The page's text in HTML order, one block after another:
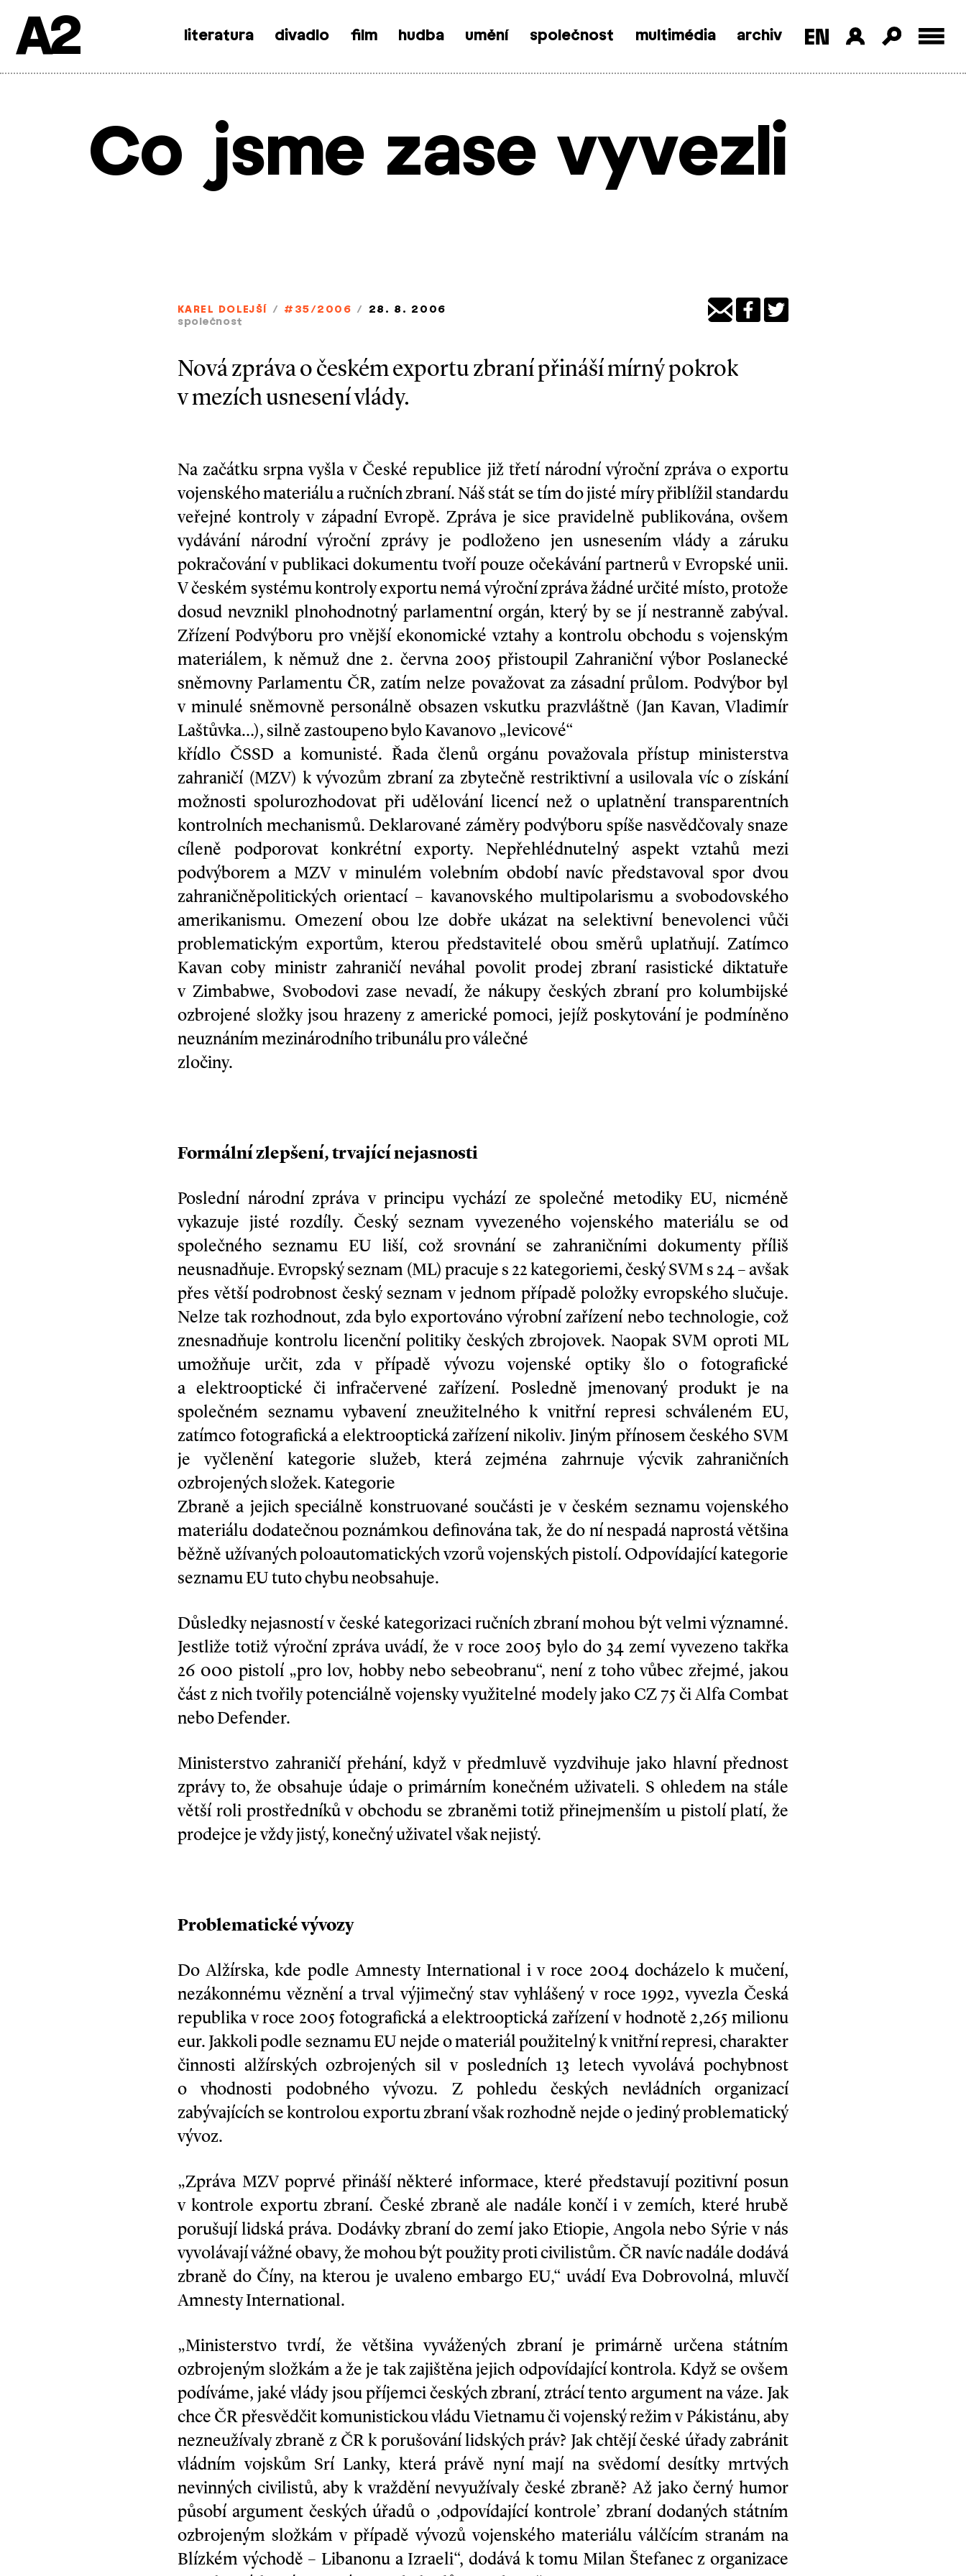
SkipA2 literatura divadlo film hudba umění společnost multimédia archiv
Co jsme zase vyvezli
KAREL DOLEJŠÍ / #35/2006 /
28. 8. 2006
společnost
Nová zpráva o českém exportu zbraní přináší mírný pokrok
v mezích usnesení vlády.
Na začátku srpna vyšla v České republice již třetí národní výroční zpráva o exportu
vojenského materiálu a ručních zbraní. Náš stát se tím do jisté míry přiblížil standardu
veřejné kontroly v západní Evropě. Zpráva je sice pravidelně publikována, ovšem
vydávání národní výroční zprávy je podloženo jen usnesením vlády a záruku
pokračování v publikaci dokumentu tvoří pouze očekávání partnerů v Evropské unii.
V českém systému kontroly exportu nemá výroční zpráva žádné určité místo, protože
dosud nevznikl plnohodnotný parlamentní orgán, který by se jí nestranně zabýval.
Zřízení Podvýboru pro vnější ekonomické vztahy a kontrolu obchodu s vojenským
materiálem, k němuž dne 2. června 2005 přistoupil Zahraniční výbor Poslanecké
sněmovny Parlamentu ČR, zatím nelze považovat za zásadní průlom. Podvýbor byl
v minulé sněmovně personálně obsazen vskutku prazvláštně (Jan Kavan, Vladimír
Laštůvka…), silně zastoupeno bylo Kavanovo „levicové“
křídlo ČSSD a komunisté. Řada členů orgánu považovala přístup ministerstva
zahraničí (MZV) k vývozům zbraní za zbytečně restriktivní a usilovala víc o získání
možnosti spolurozhodovat při udělování licencí než o uplatnění transparentních
kontrolních mechanismů. Deklarované záměry podvýboru spíše nasvědčovaly snaze
cíleně podporovat konkrétní exporty. Nepřehlédnutelný aspekt vztahů mezi
podvýborem a MZV v minulém volebním období navíc představoval spor dvou
zahraničněpolitických orientací – kavanovského multipolarismu a svobodovského
amerikanismu. Omezení obou lze dobře ukázat na selektivní benevolenci vůči
problematickým exportům, kterou představitelé obou směrů uplatňují. Zatímco
Kavan coby ministr zahraničí neváhal povolit prodej zbraní rasistické diktatuře
v Zimbabwe, Svobodovi zase nevadí, že nákupy českých zbraní pro kolumbijské
ozbrojené složky jsou hrazeny z americké pomoci, jejíž poskytování je podmíněno
neuznáním mezinárodního tribunálu pro válečné
zločiny.
Formální zlepšení, trvající nejasnosti
Poslední národní zpráva v principu vychází ze společné metodiky EU, nicméně
vykazuje jisté rozdíly. Český seznam vyvezeného vojenského materiálu se od
společného seznamu EU liší, což srovnání se zahraničními dokumenty příliš
neusnadňuje. Evropský seznam (ML) pracuje s 22 kategoriemi, český SVM s 24 – avšak
přes větší podrobnost český seznam v jednom případě položky evropského slučuje.
Nelze tak rozhodnout, zda bylo exportováno výrobní zařízení nebo technologie, což
znesnadňuje kontrolu licenční politiky českých zbrojovek. Na­opak SVM oproti ML
umožňuje určit, zda v případě vývozu vojenské optiky šlo o fotografické
a elektrooptické či infračervené zařízení. Posledně jmenovaný produkt je na
společném seznamu vybavení zneužitelného k vnitřní represi schváleném EU,
zatímco fotografická a elektrooptická zařízení nikoliv. Jiným přínosem českého SVM
je vyčlenění kategorie služeb, která zejména zahrnuje výcvik zahraničních
ozbrojených složek. Kategorie
Zbraně a jejich speciálně konstruo­vané součásti je v českém seznamu vojenského
materiálu dodatečnou poznámkou definována tak, že do ní nespadá naprostá většina
běžně užívaných poloautomatických vzorů vojenských pistolí. Odpovídající kategorie
seznamu EU tuto chybu neobsahuje.
Důsledky nejasností v české kategorizaci ručních zbraní mohou být velmi významné.
Jestliže totiž výroční zpráva uvádí, že v roce 2005 bylo do 34 zemí vyvezeno takřka
26 000 pistolí „pro lov, hobby nebo sebeobranu“, není z toho vůbec zřejmé, jakou
část z nich tvořily potenciálně vojensky využitelné modely jako CZ 75 či Alfa Combat
nebo Defender.
Ministerstvo zahraničí přehání, když v předmluvě vyzdvihuje jako hlavní přednost
zprávy to, že obsahuje údaje o primárním konečném uživateli. S ohledem na stále
větší roli prostředníků v obchodu se zbraněmi totiž přinejmenším u pistolí platí, že
prodejce je vždy jistý, konečný uživatel však nejistý.
Problematické vývozy
Do Alžírska, kde podle Amnesty International i v roce 2004 docházelo k mučení,
nezákonnému věznění a trval výjimečný stav vyhlášený v roce 1992, vyvezla Česká
republika v roce 2005 fotografická a elektrooptická zařízení v hodnotě 2,265 milionu
eur. Jakkoli podle seznamu EU nejde o materiál použitelný k vnitřní represi, charakter
činnosti alžírských ozbrojených sil v posledních 13 letech vyvolává pochybnost
o vhodnosti podobného vývozu. Z pohledu českých nevládních organizací
zabývajících se kontrolou exportu zbraní však rozhodně nejde o jediný problematický
vývoz.
„Zpráva MZV poprvé přináší některé informace, které představují pozitivní posun
v kontrole exportu zbraní. České zbraně ale nadále končí i v zemích, které hrubě
porušují lidská práva. Dodávky zbraní do zemí jako Etiopie, Angola nebo Sýrie v nás
vyvolávají vážné obavy, že mohou být použity proti civilistům. ČR navíc nadále dodává
zbraně do Číny, na kterou je uvaleno embargo EU,“ uvádí Eva Dobrovolná, mluvčí
Amnesty International.
„Ministerstvo tvrdí, že většina vyvážených zbraní je primárně určena státním
ozbrojeným složkám a že je tak zajištěna jejich odpovídající kontrola. Když se ovšem
podíváme, jaké vlády jsou příjemci českých zbraní, ztrácí tento argument na váze. Jak
chce ČR přesvědčit komunistickou vládu Vietnamu či vojenský režim v Pákistánu, aby
nezneužívaly zbraně z ČR k porušování lidských práv? Jak chtějí české úřady zabránit
vládním vojskům Srí Lanky, která právě nyní mají na svědomí desítky mrtvých
nevinných civilistů, aby k vraždění nevyužívaly české zbraně? Až jako černý humor
působí argument českých úřadů o ,odpovídající kontrole’ zbraní dodaných státním
ozbrojeným složkám v případě vývozů vojenského materiálu válčícím stranám na
Blízkém východě – Libanonu a Izraeli“, dodává k tomu Milan Štefanec z organizace